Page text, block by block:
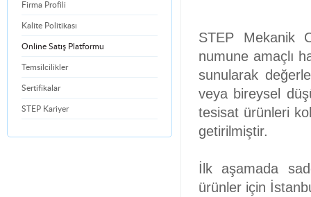
Firma Profili
Kalite Politikası
Online Satış Platformu
Temsilcilikler
Sertifikalar
STEP Kariyer
STEP Mekanik
numune amaçlı
sunularak
veya bireysel
tesisat ürünleri
getirilmiştir.
İlk aşamada
ürünler için